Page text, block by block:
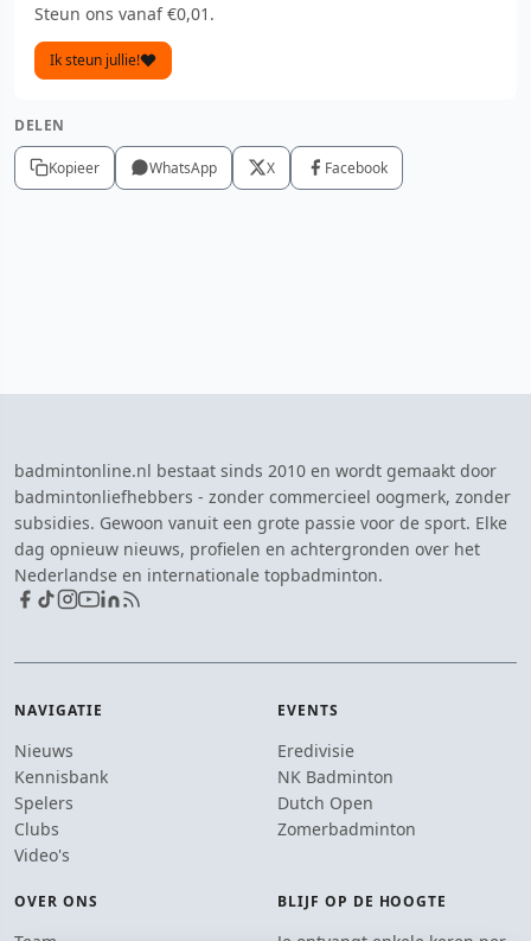
Steun ons vanaf €0,01.
Ik steun jullie!
DELEN
Kopieer WhatsApp X Facebook
badmintonline.nl bestaat sinds 2010 en wordt gemaakt door
badmintonliefhebbers - zonder commercieel oogmerk, zonder
subsidies. Gewoon vanuit een grote passie voor de sport. Elke
dag opnieuw nieuws, profielen en achtergronden over het
Nederlandse en internationale topbadminton.
NAVIGATIE
Nieuws
Kennisbank
Spelers
Clubs
Video's
EVENTS
Eredivisie
NK Badminton
Dutch Open
Zomerbadminton
OVER ONS BLIJF OP DE HOOGTE